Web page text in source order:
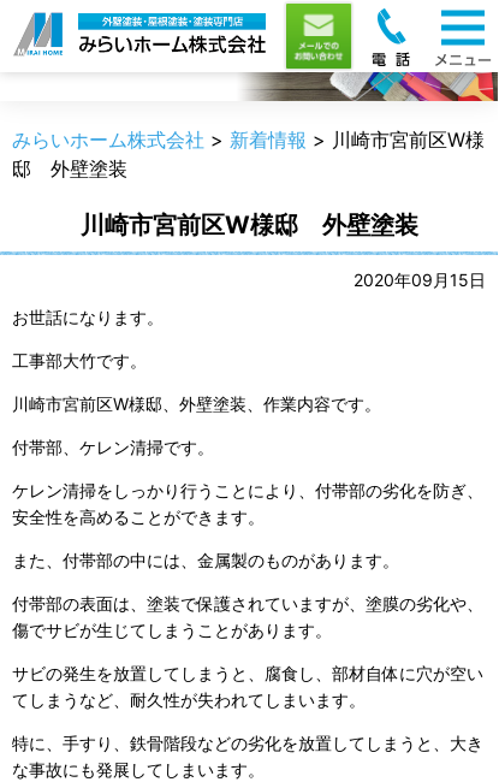
新着情報
みらいホーム株式会社 > 新着情報 > 川崎市宮前区W様
邸 外壁塗装
川崎市宮前区W様邸 外壁塗装
2020年09月15日
お世話になります。
工事部大竹です。
川崎市宮前区W様邸、外壁塗装、作業内容です。
付帯部、ケレン清掃です。
ケレン清掃をしっかり行うことにより、付帯部の劣化を防ぎ、
安全性を高めることができます。
また、付帯部の中には、金属製のものがあります。
付帯部の表面は、塗装で保護されていますが、塗膜の劣化や、
傷でサビが生じてしまうことがあります。
サビの発生を放置してしまうと、腐食し、部材自体に穴が空い
てしまうなど、耐久性が失われてしまいます。
特に、手すり、鉄骨階段などの劣化を放置してしまうと、大き
な事故にも発展してしまいます。